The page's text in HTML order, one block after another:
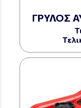
ΓΡΥΛΟΣ